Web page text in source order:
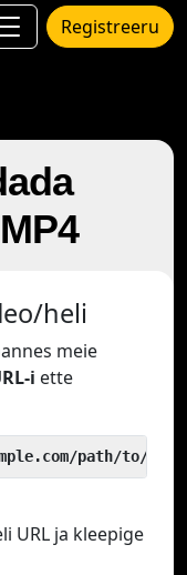
Registreeru
heli
meie
i ette
path/to/
URL ja kleepige